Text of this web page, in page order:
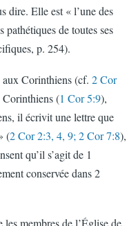
dire. Elle est « l’une des
pathétiques de toutes ses
p. 254).
aux Corinthiens (cf. 2 Cor
(1 Cor 5:9),
il écrivit une lettre que
(2 Cor 2:3, 4, 9; 2 Cor 7:8),
qu’il s’agit de 1
conservée dans 2
membres de l’Église de